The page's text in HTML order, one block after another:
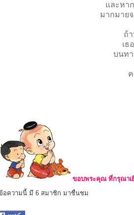
และหา
มากมาย
ถ้
เธ
บนทา
ขอบพระคุณ ที่กรุณาเ
อความนี้ มี 6 สมาชิก มาชื่นชม